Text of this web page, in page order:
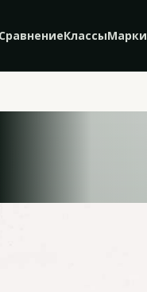
СравнениеКлассыМарки